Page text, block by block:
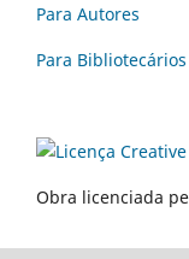
Para Autores
Para Bibliotecários
Obra licenciada